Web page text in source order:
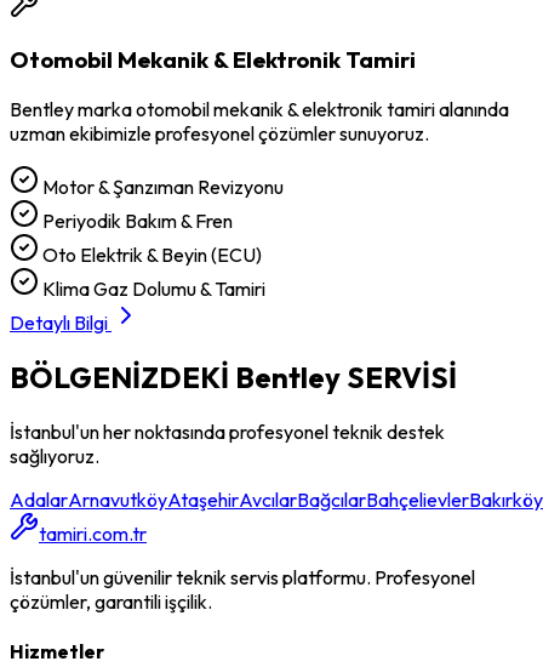
Otomobil Mekanik & Elektronik Tamiri
Bentleymarkaotomobil mekanik & elektronik tamirialanında
uzman ekibimizle profesyonel çözümler sunuyoruz.
Motor & Şanzıman Revizyonu
Periyodik Bakım & Fren
Oto Elektrik & Beyin (ECU)
Klima Gaz Dolumu & Tamiri
Detaylı Bilgi
BÖLGENİZDEKİ Bentley SERVİSİ
İstanbul'un her noktasında profesyonel teknik destek
sağlıyoruz.
AdalarArnavutköyAtaşehirAvcılarBağcılarBahçelievlerBakırköy
tamiri.com.tr
İstanbul'un güvenilir teknik servis platformu. Profesyonel
çözümler, garantili işçilik.
Hizmetler